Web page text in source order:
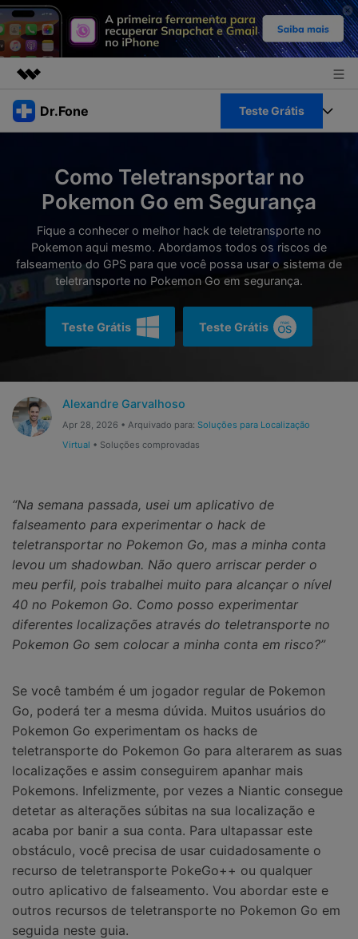
Produtos em destaque
Visão geral
Soluções
Sobre nós
Sala de imprensa
Loja
Dr.Fone Teste Grátis
Veja Toolkit Completo >
Productos
Para PC
Para Celular
Online
Guia & Suporte
Ações rápidas
Recursos
Transferir Dados
Reparar Celular
Proteção do celular
Entrar
Como Teletransportar no
Pokemon Go em Segurança
Fique a conhecer o melhor hack de teletransporte no
Pokemon aqui mesmo. Abordamos todos os riscos de
falseamento do GPS para que você possa usar o sistema de
teletransporte no Pokemon Go em segurança.
Teste Grátis Teste Grátis
Alexandre Garvalhoso
Apr 28, 2026 • Arquivado para: Soluções para Localização
Virtual • Soluções comprovadas
“Na semana passada, usei um aplicativo de
falseamento para experimentar o hack de
teletransportar no Pokemon Go, mas a minha conta
levou um shadowban. Não quero arriscar perder o
meu perfil, pois trabalhei muito para alcançar o nível
40 no Pokemon Go. Como posso experimentar
diferentes localizações através do teletransporte no
Pokemon Go sem colocar a minha conta em risco?”
Se você também é um jogador regular de Pokemon
Go, poderá ter a mesma dúvida. Muitos usuários do
Pokemon Go experimentam os hacks de
teletransporte do Pokemon Go para alterarem as suas
localizações e assim conseguirem apanhar mais
Pokemons. Infelizmente, por vezes a Niantic consegue
detetar as alterações súbitas na sua localização e
acaba por banir a sua conta. Para ultapassar este
obstáculo, você precisa de usar cuidadosamente o
recurso de teletransporte PokeGo++ ou qualquer
outro aplicativo de falseamento. Vou abordar este e
outros recursos de teletransporte no Pokemon Go em
seguida neste guia.